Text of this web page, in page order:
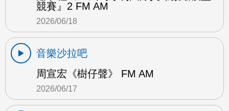
競賽』2 FM AM
2026/06/18
音樂沙拉吧
周宣宏《樹仔聲》 FM AM
2026/06/17